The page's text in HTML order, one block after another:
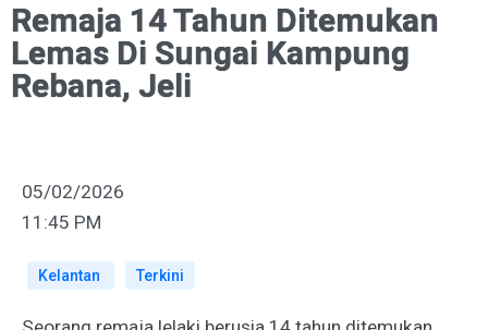
Remaja 14 Tahun Ditemukan
Lemas Di Sungai Kampung
Rebana, Jeli
05/02/2026
11:45 PM
Kelantan Terkini